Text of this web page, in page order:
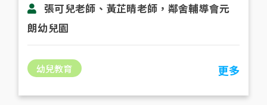
張可兒老師、黃芷晴老師，鄰舍輔導會元
朗幼兒園
幼兒教育 更多